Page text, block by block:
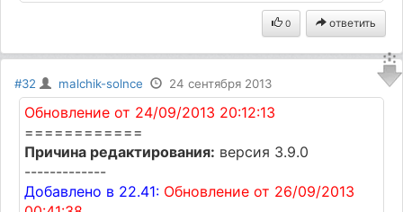
0 ответить
#32 malchik-solnce 24 сентября 2013
Обновление от 24/09/2013 20:12:13
============
Причина редактирования: версия 3.9.0
-------------
Добавлено в 22.41: Обновление от 26/09/2013